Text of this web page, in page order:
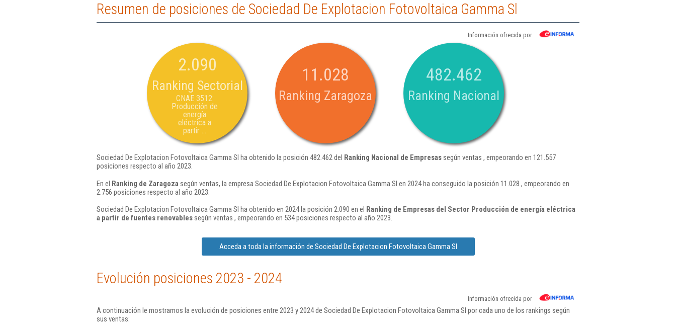
Resumen de posiciones de Sociedad De Explotacion Fotovoltaica Gamma Sl
Información ofrecida por
2.090
Ranking Sectorial
CNAE 3512:
Producción de
energía
eléctrica a
partir ...
11.028
Ranking Zaragoza
482.462
Ranking Nacional
Sociedad De Explotacion Fotovoltaica Gamma Sl ha obtenido la posición 482.462 del Ranking Nacional de Empresassegún ventas , empeorando en 121.557
posiciones respecto al año 2023.
En el Ranking de Zaragoza según ventas, la empresa Sociedad De Explotacion Fotovoltaica Gamma Sl en 2024 ha conseguido la posición 11.028 , empeorando en
2.756 posiciones respecto al año 2023.
Sociedad De Explotacion Fotovoltaica Gamma Sl ha obtenido en 2024 la posición 2.090 en el Ranking de Empresas del Sector Producción de energía eléctrica
a partir de fuentes renovablessegún ventas , empeorando en 534 posiciones respecto al año 2023.
Acceda a toda la información de Sociedad De Explotacion Fotovoltaica Gamma Sl
Evolución posiciones 2023 - 2024
Información ofrecida por
A continuación le mostramos la evolución de posiciones entre 2023 y 2024 de Sociedad De Explotacion Fotovoltaica Gamma Sl por cada uno de los rankings según
sus ventas: